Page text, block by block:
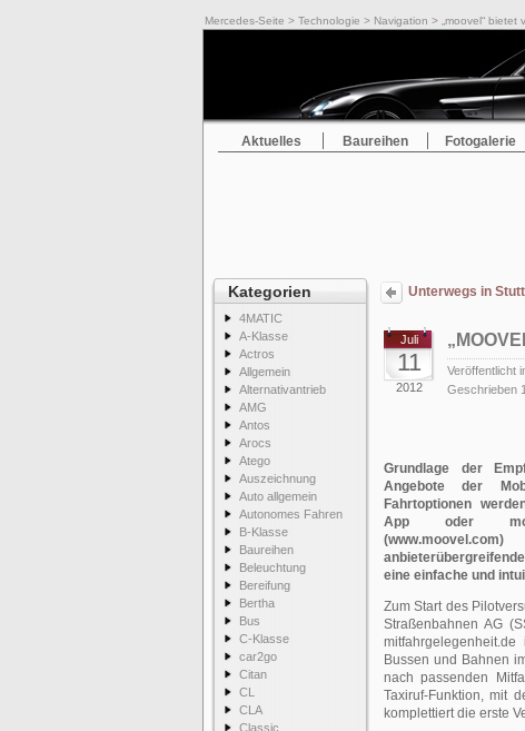
Mercedes-Seite > Technologie > Navigation > „moovel“ bietet
Aktuelles Baureihen Fotogalerie
Kategorien
4MATIC
A-Klasse
Actros
Allgemein
Alternativantrieb
AMG
Antos
Arocs
Atego
Auszeichnung
Auto allgemein
Autonomes Fahren
B-Klasse
Baureihen
Beleuchtung
Bereifung
Bertha
Bus
C-Klasse
car2go
Citan
CL
CLA
Classic
Unterwegs in
Juli
11
2012
Veröffentlicht
Geschrieben
Grundlage der
Angebote der
Fahrtoptionen
App oder
eine einfache und
Zum Start des
Straßenbahnen AG
Bussen und Bahnen
nach passenden
Taxiruf-Funktion, mit
komplettiert die erste